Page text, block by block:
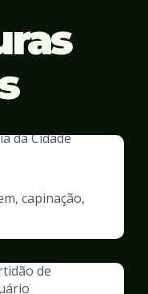
capinação,